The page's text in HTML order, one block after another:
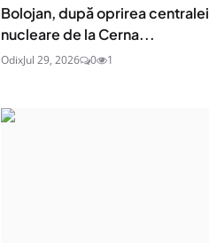
Bolojan, după oprirea centralei
nucleare de la Cerna...
OdixJul 29, 2026 0 1